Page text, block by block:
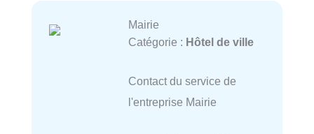
Mairie
Catégorie : Hôtel de ville
Contact du service de
l'entreprise Mairie